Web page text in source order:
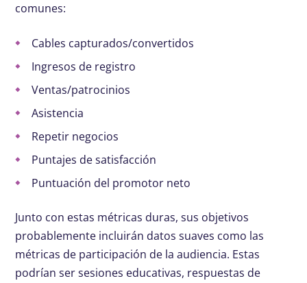
comunes:
Cables capturados/convertidos
Ingresos de registro
Ventas/patrocinios
Asistencia
Repetir negocios
Puntajes de satisfacción
Puntuación del promotor neto
Junto con estas métricas duras, sus objetivos
probablemente incluirán datos suaves como las
métricas de participación de la audiencia. Estas
podrían ser sesiones educativas, respuestas de